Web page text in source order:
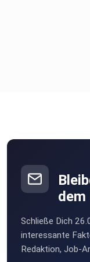
Facebook
Youtube
dem
Schließe Dich
interessante
Redaktion, Job-